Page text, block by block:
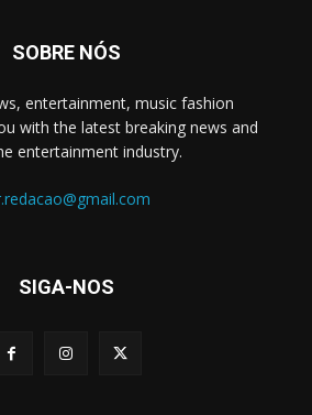
SOBRE NÓS
entertainment, music fashion
with the latest breaking news and
entertainment industry.
SIGA-NOS